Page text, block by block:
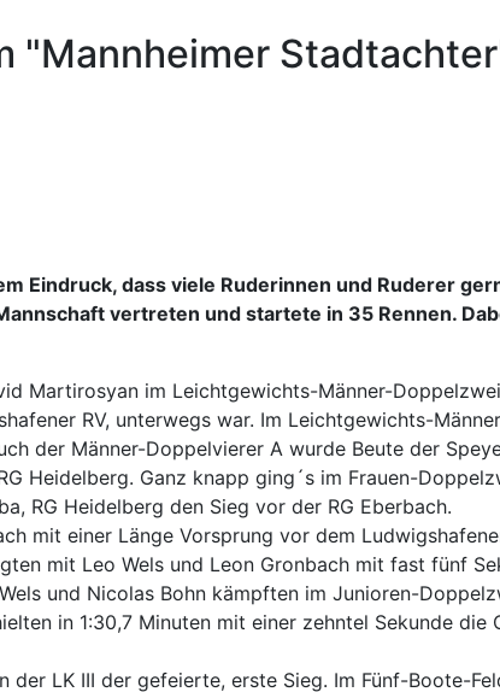
"Mannheimer
Eindruck, dass viele Ruderinnen und Ruderer
vertreten und startete in 35 Rennen.
Martirosyan im Leichtgewichts-Männer-
RV, unterwegs war. Im Leichtgewichts-
der Männer-Doppelvierer A wurde Beute der
Heidelberg. Ganz knapp ging´s im Frauen-
RG Heidelberg den Sieg vor der RG Eberbach.
mit einer Länge Vorsprung vor dem
mit Leo Wels und Leon Gronbach mit fast fünf
und Nicolas Bohn kämpften im Junioren-
in 1:30,7 Minuten mit einer zehntel Sekunde die
LK III der gefeierte, erste Sieg. Im Fünf-Boote-